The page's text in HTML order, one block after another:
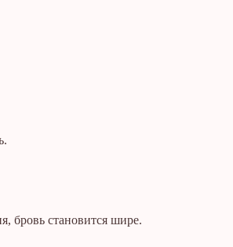
бровь становится шире.